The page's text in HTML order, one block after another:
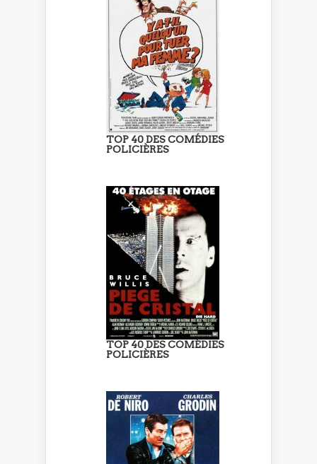
TOP 40 DES COMÉDIES
POLICIÈRES
TOP 40 DES COMÉDIES
POLICIÈRES